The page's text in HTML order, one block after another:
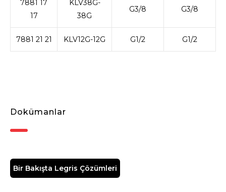
7881 17
17
KLV38G-
38G
G3/8 G3/8
7881 21 21 KLV12G-12G G1/2 G1/2
Dokümanlar
Bir Bakışta Legris Çözümleri